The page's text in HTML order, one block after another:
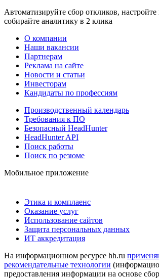
Автоматизируйте сбор откликов, настройте
собирайте аналитику в 2 клика
О компании
Наши вакансии
Партнерам
Реклама на сайте
Новости и статьи
Инвесторам
Кандидаты по профессиям
Производственный календарь
Требования к ПО
Безопасный HeadHunter
HeadHunter API
Поиск работы
Поиск по резюме
Мобильное приложение
Этика и комплаенс
Оказание услуг
Использование сайтов
Защита персональных данных
ИТ аккредитация
На информационном ресурсе hh.ru
рекомендательные технологии
предоставления информации на основе